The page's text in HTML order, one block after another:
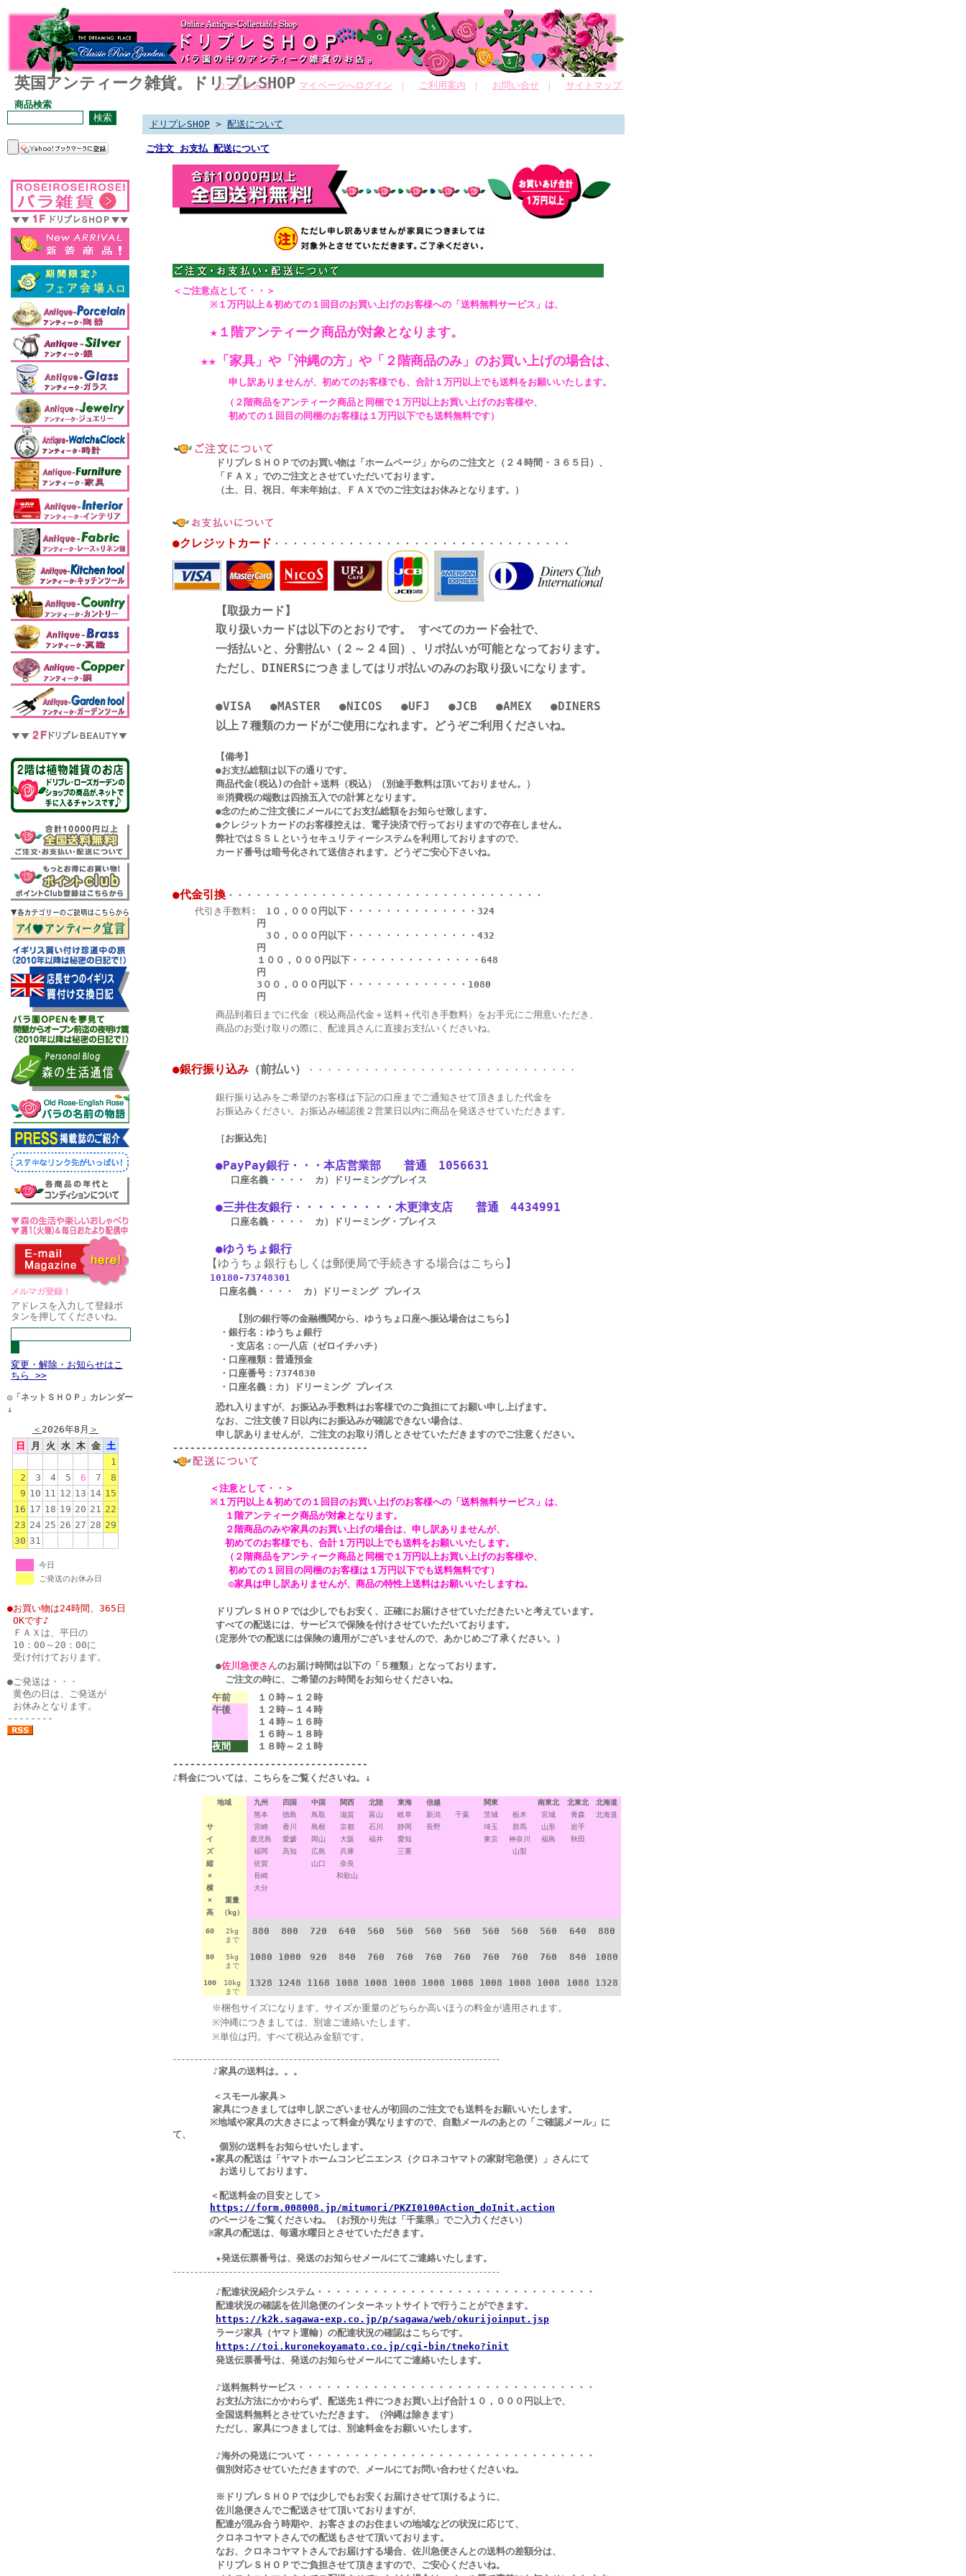
英国アンティーク雑貨。ドリプレSHOP
カートをみる｜ マイページへログイン ご利用案内 お問い合せ
サイトマップ
商品検索
メルマガ登録！
アドレスを入力して登録ボ
タンを押してくださいね。
変更・解除・お知らせはこ
ちら >>
◎「ネットＳＨＯＰ」カレンダー
↓
＜ 2026年8月 ＞
日
月 火 水 木 金 土
1
2
3 4 5 6 7
8
9 10 11 12 13 14 15
16 17 18 19 20 21 22
23 24 25 26 27 28 29
30 31
今日
ご発送のお休み日
●お買い物は24時間、365日
OKです♪
ＦＡＸは、平日の
10：00～20：00に
受け付けております。
●ご発送は・・・
黄色の日は、ご発送が
お休みとなります。
--------
ドリプレSHOP > 配送について
ご注文 お支払 配送について
＜ご注意点として・・＞
※１万円以上＆初めての１回目のお買い上げのお客様への「送料無料サービス」は、
★１階アンティーク商品が対象となります。
★★「家具」や「沖縄の方」や 「２階商品のみ」 のお買い上げの場合は、
申し訳ありませんが、 初めてのお客様でも、合計１万円以上でも送料をお願いいたします。
（２階商品をアンティーク商品と同梱で１万円以上お買い上げのお客様や、
初めての１回目の同梱のお客様は１万円以下でも送料無料です）
ドリプレＳＨＯＰでのお買い物は「ホームページ」からのご注文と（２４時間・３６５日）、
「ＦＡＸ」でのご注文とさせていただいております。
（土、日、祝日、年末年始は、ＦＡＸでのご注文はお休みとなります。）
●クレジットカード ・・・・・・・・・・・・・・・・・・・・・・・・・・・・・・・・
【取扱カード】
取り扱いカードは以下のとおりです。 すべてのカード会社で、
一括払いと、分割払い（２～２４回）、リボ払いが可能となっております。
ただし、DINERSにつきましてはリボ払いのみのお取り扱いになります。
●VISA ●MASTER ●NICOS ●UFJ ●JCB ●AMEX ●DINERS
以上７種類のカードがご使用になれます。どうぞご利用くださいね。
【備考】
●お支払総額は以下の通りです。
商品代金(税込)の合計＋送料（税込）（別途手数料は頂いておりません。）
※消費税の端数は四捨五入での計算となります。
●念のためご注文後にメールにてお支払総額をお知らせ致します。
●クレジットカードのお客様控えは、電子決済で行っておりますので存在しません。
弊社ではＳＳＬというセキュリティーシステムを利用しておりますので、
カード番号は暗号化されて送信されます。どうぞご安心下さいね。
●代金引換 ・・・・・・・・・・・・・・・・・・・・・・・・・・・・・・・・・・
代引き手数料:
1０，０００円以下・・・・・・・・・・・・・・ 324
円
3０，０００円以下・・・・・・・・・・・・・・ 432
円
１００，０００円以下・・・・・・・・・・・・
・ ・ 648
円
3００，０００円以下・・・・・・・・・・・・・ 1080
円
商品到着日までに代金（税込商品代金＋送料＋代引き手数料）をお手元にご用意いただき、
商品のお受け取りの際に、配達員さんに直接お支払いくださいね。
●銀行振り込み （前払い） ・・・・・・・・・・・・・・・・・・・・・・・・・・・・・
銀行振り込みをご希望のお客様は下記の口座までご通知させて頂きました代金を
お振込みください。お振込み確認後２営業日以内に商品を発送させていただきます。
［お振込先］
●PayPay銀行・・・本店営業部 普通 1056631
口座名義・・・・ カ）ドリーミングプレイス
●三井住友銀行・・・・・・・・・木更津支店 普通 4434991
口座名義・・・・ カ）ドリーミング・プレイス
●ゆうちょ銀行
【ゆうちょ 銀行もしくは郵便局で手続きする場合はこちら】
10180-73748301
口座名義・・・・ カ）ドリーミング プレイス
【 別 の銀行等の金融機関から、ゆうちょ口座へ振込場合はこちら】
・ 銀行名：ゆうちょ銀行
・ 支店名： ○一八店（ゼロイチハチ）
・ 口座種類 ：普通預金
・ 口座番号： 7374830
・ 口座名義 ：カ）ドリ ー ミング プレイス
恐れ入りますが、お振込み手数料はお客様でのご負担にてお願い申し上げます。
なお、ご注文後７日以内にお振込みが確認できない場合は、
申し訳ありませんが、ご注文のお取り消しとさせていただきますのでご注意ください。
----------------------------------
＜注意として・・＞
※１万円以上＆初めての１回目のお買い上げのお客様への「送料無料サービス」は、
１階アンティーク商品が対象となります。
２階商品のみや家具のお買い上げの場合は、申し訳ありませんが、
初めてのお客様でも、合計１万円以上でも送料をお願いいたします。
（２階商品をアンティーク商品と同梱で１万円以上お買い上げのお客様や、
初めての１回目の同梱のお客様は１万円以下でも送料無料です）
◎家具は申し訳ありませんが、商品の特性上送料はお願いいたしますね。
ドリプレＳＨＯＰでは少しでもお安く、正確にお届けさせていただきたいと考えています。
すべての配送には、サービスで保険を付けさせていただいております。
（定形外での配送には保険の適用がございませんので、あかじめご了承ください。）
●佐川急便さんのお届け時間は以下の「５種類」となっております。
ご注文の時に、ご希望のお時間をお知らせくださいね。
午前
１０時～１２時
午後
１２時～１４時
１４時～１６時
１６時～１８時
夜間
１８時～２１時
----------------------------------
♪料金については、こちらをご覧くださいね。↓
地域 九州 四国 中国 関西 北陸 東海 信越 関東 南東北 北東北 北海道
サ
イ
ズ
縦
×
横
×
高
重量
（kg）
熊本
宮崎
鹿児島
福岡
佐賀
長崎
大分
徳島
香川
愛媛
高知
鳥取
島根
岡山
広島
山口
滋賀
京都
大阪
兵庫
奈良
和歌山
富山
石川
福井
岐阜
静岡
愛知
三重
新潟
長野
千葉
茨城
埼玉
東京
栃木
群馬
神奈川
山梨
宮城
山形
福島
青森
岩手
秋田
北海道
60
2kg
まで
880 800 720 640 560 560 560 560 560 560 560 640 880
80
5kg
まで
1080 1000 920 840 760 760 760 760 760 760 760 840 1080
100
10kg
まで
1328 1248 1168 1088 1008 1008 1008 1008 1008 1008 1008 1088 1328
※梱包サイズになります。サイズか重量のどちらか高いほうの料金が適用されます。
※沖縄につきましては、別途ご連絡いたします。
※単位は円。すべて税込み金額です。
----------------------------------------------------------------------------
♪家具の送料は。。。
＜スモール家具＞
家具につきましては申し訳ございませんが初回のご注文でも送料をお願いいたします。
※地域や家具の大きさによって料金が異なりますので、 自動メールのあとの「ご確認メール」に
て、
個別の送料をお知らせいたします。
★家具の配送は「ヤマトホームコンビニエンス（クロネコヤマトの家財宅急便）」さんにて
お送りしております。
＜配送料金の目安として＞
https://form.008008.jp/mitumori/PKZI0100Action_doInit.action
のページをご覧くださいね。
（お預かり先は「千葉県」でご入力ください）
※家具の配送は、毎週水曜日とさせていただきます。
★発送伝票番号は、発送のお知らせメールにてご連絡いたします。
----------------------------------------------------------------------------
♪配達状況紹介システム・・・・・・・・・・・・・・・・・・・・・・・・・・・・・・
配達状況の確認を佐川急便のインターネットサイトで行うことができます。
https://k2k.sagawa-exp.co.jp/p/sagawa/web/okurijoinput.jsp
ラージ家具（ヤマト運輸）の配達状況の確認はこちらです。
https://toi.kuronekoyamato.co.jp/cgi-bin/tneko?init
発送伝票番号は、発送のお知らせメールにてご連絡いたします。
♪送料無料サービス・・・・・・・・・・・・・・・・・・・・・・・・・・・・・・・・
お支払方法にかかわらず、配送先１件につきお買い上げ合計１０，０００円以上で、
全国送料無料とさせていただきます。（沖縄は除きます）
ただし、家具につきましては、別途料金をお願いいたします。
♪海外の発送について・・・・・・・・・・・・・・・・・・・・・・・・・・・・・・・
個別対応させていただきますので、メールにてお問い合わせくださいね。
※ドリプレＳＨＯＰでは少しでもお安くお届けさせて頂けるように、
佐川急便さんでご配送させて頂いておりますが、
配達が混み合う時期や、お客さまのお住まいの地域などの状況に応じて、
クロネコヤマトさんでの配送もさせて頂いております。
なお、クロネコヤマトさんでお届けする場合、佐川急便さんとの送料の差額分は、
ドリプレＳＨＯＰでご負担させて頂きますので、ご安心くださいね。